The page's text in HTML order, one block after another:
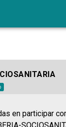
en participar